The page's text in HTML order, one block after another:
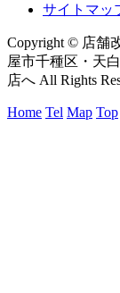
サイトマッ
Copyright © 店舗
屋市千種区・天
店へ All Rights
Home Tel Map Top